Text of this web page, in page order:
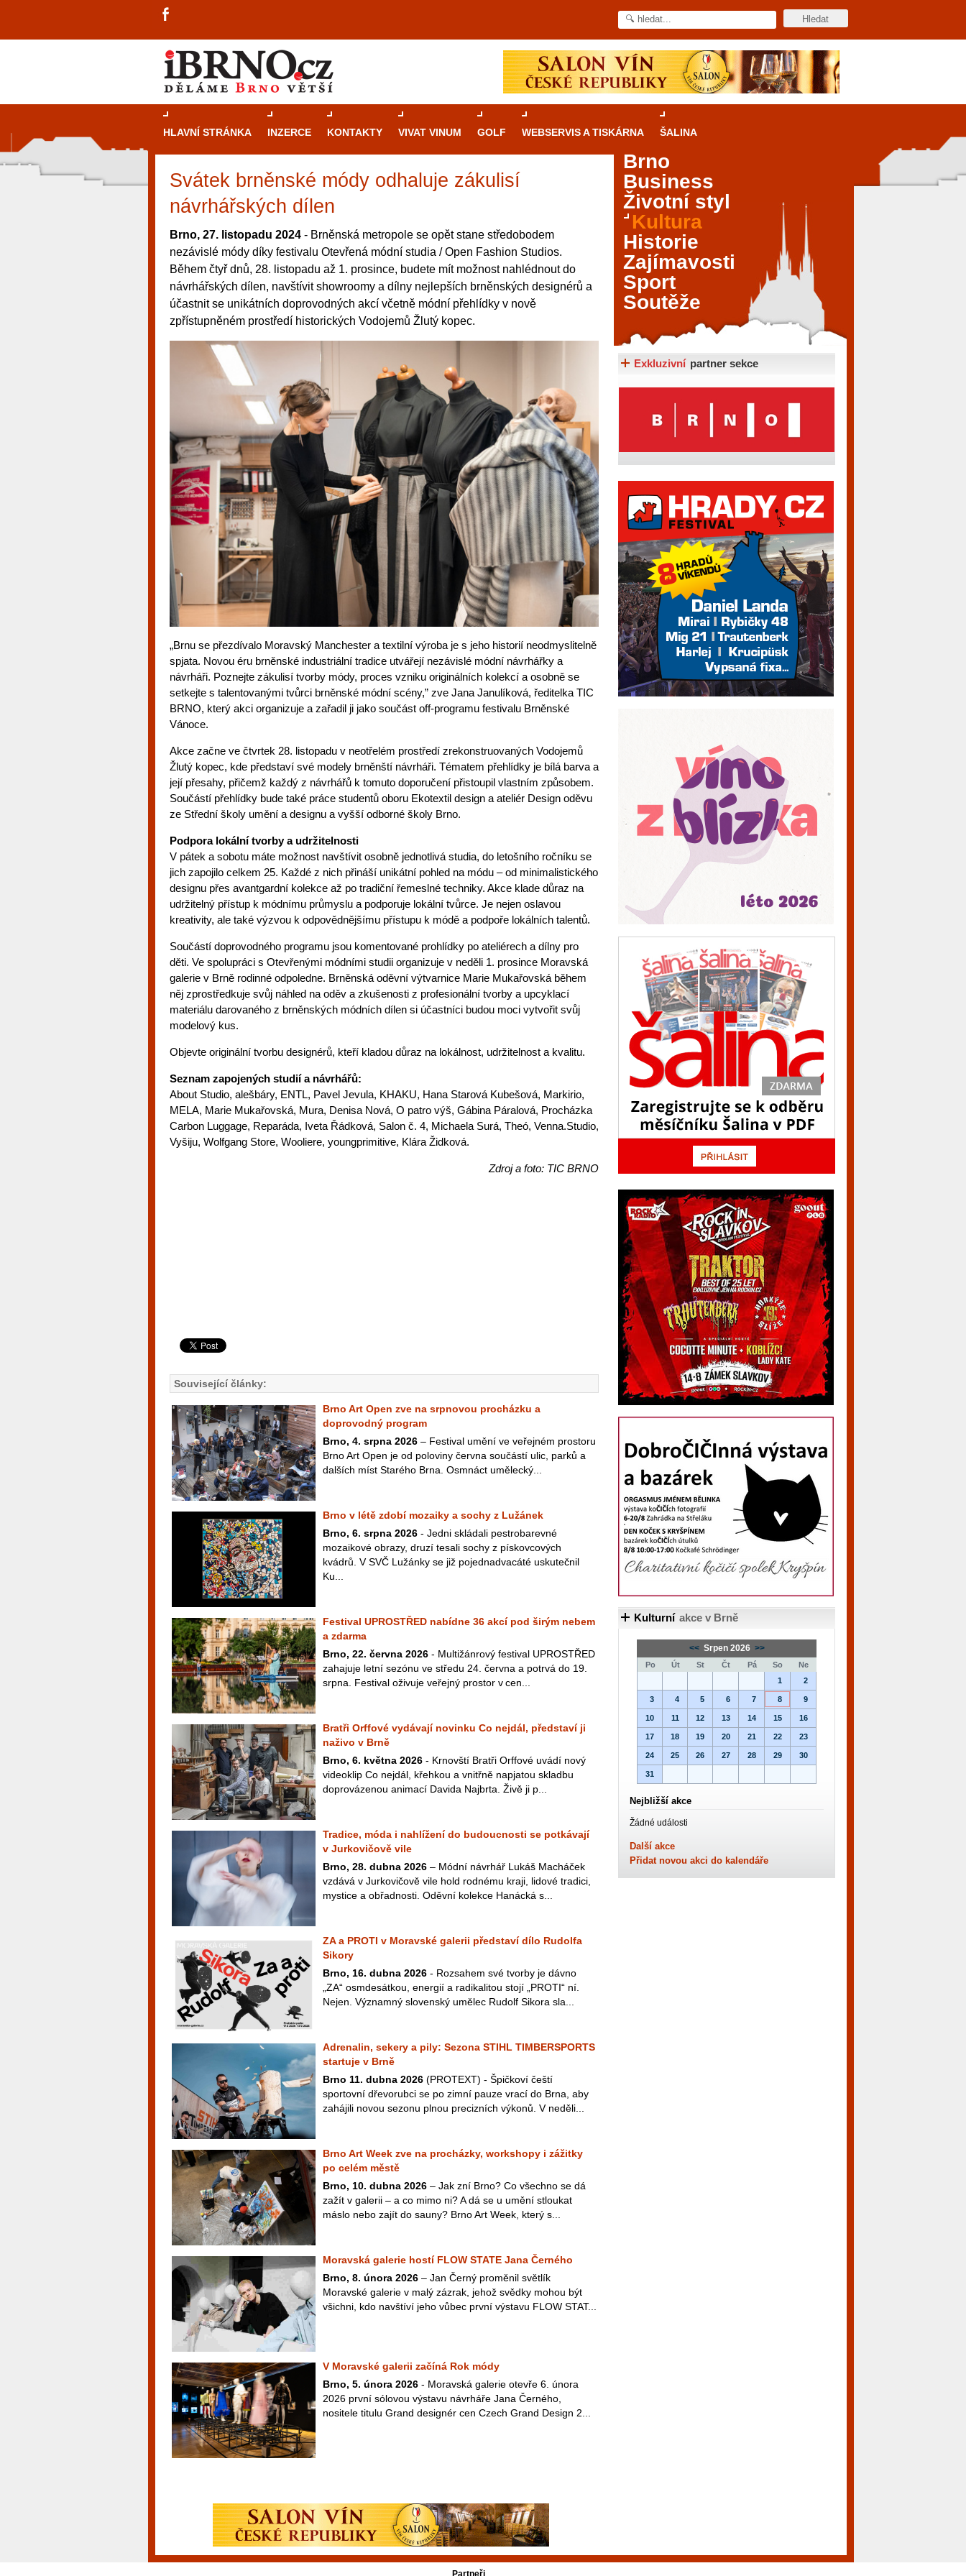
HLAVNÍ STRÁNKA INZERCE KONTAKTY VIVAT VINUM GOLF WEBSERVIS A TISKÁRNA ŠALINA
Svátek brněnské módy odhaluje zákulisí
návrhářských dílen
Brno, 27. listopadu 2024 - Brněnská metropole se opět stane středobodem
nezávislé módy díky festivalu Otevřená módní studia / Open Fashion Studios.
Během čtyř dnů, 28. listopadu až 1. prosince, budete mít možnost nahlédnout do
návrhářských dílen, navštívit showroomy a dílny nejlepších brněnských designérů a
účastnit se unikátních doprovodných akcí včetně módní přehlídky v nově
zpřístupněném prostředí historických Vodojemů Žlutý kopec.
„Brnu se přezdívalo Moravský Manchester a textilní výroba je s jeho historií neodmyslitelně
spjata. Novou éru brněnské industriální tradice utvářejí nezávislé módní návrhářky a
návrháři. Poznejte zákulisí tvorby módy, proces vzniku originálních kolekcí a osobně se
setkejte s talentovanými tvůrci brněnské módní scény,” zve Jana Janulíková, ředitelka TIC
BRNO, který akci organizuje a zařadil ji jako součást off-programu festivalu Brněnské
Vánoce.
Akce začne ve čtvrtek 28. listopadu v neotřelém prostředí zrekonstruovaných Vodojemů
Žlutý kopec, kde představí své modely brněnští návrháři. Tématem přehlídky je bílá barva a
její přesahy, přičemž každý z návrhářů k tomuto doporučení přistoupil vlastním způsobem.
Součástí přehlídky bude také práce studentů oboru Ekotextil design a ateliér Design oděvu
ze Střední školy umění a designu a vyšší odborné školy Brno.
Podpora lokální tvorby a udržitelnosti
V pátek a sobotu máte možnost navštívit osobně jednotlivá studia, do letošního ročníku se
jich zapojilo celkem 25. Každé z nich přináší unikátní pohled na módu – od minimalistického
designu přes avantgardní kolekce až po tradiční řemeslné techniky. Akce klade důraz na
udržitelný přístup k módnímu průmyslu a podporuje lokální tvůrce. Je nejen oslavou
kreativity, ale také výzvou k odpovědnějšímu přístupu k módě a podpoře lokálních talentů.
Součástí doprovodného programu jsou komentované prohlídky po ateliérech a dílny pro
děti. Ve spolupráci s Otevřenými módními studii organizuje v neděli 1. prosince Moravská
galerie v Brně rodinné odpoledne. Brněnská oděvní výtvarnice Marie Mukařovská během
něj zprostředkuje svůj náhled na oděv a zkušenosti z profesionální tvorby a upcyklací
materiálu darovaného z brněnských módních dílen si účastníci budou moci vytvořit svůj
modelový kus.
Objevte originální tvorbu designérů, kteří kladou důraz na lokálnost, udržitelnost a kvalitu.
Seznam zapojených studií a návrhářů:
About Studio, alešbáry, ENTL, Pavel Jevula, KHAKU, Hana Starová Kubešová, Markirio,
MELA, Marie Mukařovská, Mura, Denisa Nová, O patro výš, Gábina Páralová, Procházka
Carbon Luggage, Reparáda, Iveta Řádková, Salon č. 4, Michaela Surá, Theó, Venna.Studio,
Vyšiju, Wolfgang Store, Wooliere, youngprimitive, Klára Židková.
Zdroj a foto: TIC BRNO
Související články:
Brno Art Open zve na srpnovou procházku a
doprovodný program
Brno, 4. srpna 2026 – Festival umění ve veřejném prostoru
Brno Art Open je od poloviny června součástí ulic, parků a
dalších míst Starého Brna. Osmnáct umělecký...
Brno v létě zdobí mozaiky a sochy z Lužánek
Brno, 6. srpna 2026 - Jedni skládali pestrobarevné
mozaikové obrazy, druzí tesali sochy z pískovcových
kvádrů. V SVČ Lužánky se již pojednadvacáté uskutečnil
Ku...
Festival UPROSTŘED nabídne 36 akcí pod širým nebem
a zdarma
Brno, 22. června 2026 - Multižánrový festival UPROSTŘED
zahajuje letní sezónu ve středu 24. června a potrvá do 19.
srpna. Festival oživuje veřejný prostor v cen...
Bratři Orffové vydávají novinku Co nejdál, představí ji
naživo v Brně
Brno, 6. května 2026 - Krnovští Bratři Orffové uvádí nový
videoklip Co nejdál, křehkou a vnitřně napjatou skladbu
doprovázenou animací Davida Najbrta. Živě ji p...
Tradice, móda i nahlížení do budoucnosti se potkávají
v Jurkovičově vile
Brno, 28. dubna 2026 – Módní návrhář Lukáš Macháček
vzdává v Jurkovičově vile hold rodnému kraji, lidové tradici,
mystice a obřadnosti. Oděvní kolekce Hanácká s...
ZA a PROTI v Moravské galerii představí dílo Rudolfa
Sikory
Brno, 16. dubna 2026 - Rozsahem své tvorby je dávno
„ZA“ osmdesátkou, energií a radikalitou stojí „PROTI“ ní.
Nejen. Významný slovenský umělec Rudolf Sikora sla...
Adrenalin, sekery a pily: Sezona STIHL TIMBERSPORTS
startuje v Brně
Brno 11. dubna 2026 (PROTEXT) - Špičkoví čeští
sportovní dřevorubci se po zimní pauze vrací do Brna, aby
zahájili novou sezonu plnou precizních výkonů. V neděli...
Brno Art Week zve na procházky, workshopy i zážitky
po celém městě
Brno, 10. dubna 2026 – Jak zní Brno? Co všechno se dá
zažít v galerii – a co mimo ni? A dá se u umění stloukat
máslo nebo zajít do sauny? Brno Art Week, který s...
Moravská galerie hostí FLOW STATE Jana Černého
Brno, 8. února 2026 – Jan Černý proměnil světlík
Moravské galerie v malý zázrak, jehož svědky mohou být
všichni, kdo navštíví jeho vůbec první výstavu FLOW STAT...
V Moravské galerii začíná Rok módy
Brno, 5. února 2026 - Moravská galerie otevře 6. února
2026 první sólovou výstavu návrháře Jana Černého,
nositele titulu Grand designér cen Czech Grand Design 2...
Průvodcekasinovými hrami v Brně: Od
Brno je městem známým pro zajímavé památky, skvělé
restaurace, divadla a univerzity. Mimo jiné je ale také
místem, kde si můžete legálně a bezpečně vyzkoušet
různé kasinové hry. V neustále kvetoucí moravské
metropoli naleznete širokou nabídku her od klasické
rulety až po moderní automaty jak pro pravidelné
návštěvníky, tak pro příležitostné hráče. V...
Brno
Business
Životní styl
Kultura
Historie
Zajímavosti
Sport
Soutěže
Exkluzivní partner sekce
Kulturní akce v Brně
<< Srpen 2026 >>
Po Út St Čt Pá So
Ne
1
2
3 4 5 6 7 8 9
10 11 12 13 14 15 16
17 18 19 20 21 22 23
24 25 26 27 28 29 30
31
Nejbližší akce
Žádné události
Další akce
Přidat novou akci do kalendáře
Partneři